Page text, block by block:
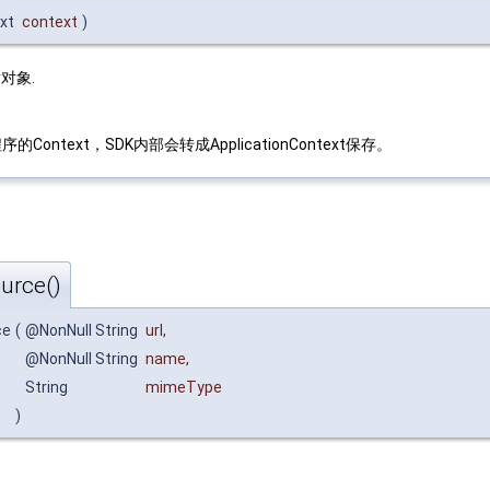
context )
象.
的Context，SDK内部会转成ApplicationContext保存。
( @NonNull String url,
@NonNull String name,
String
mimeType
)